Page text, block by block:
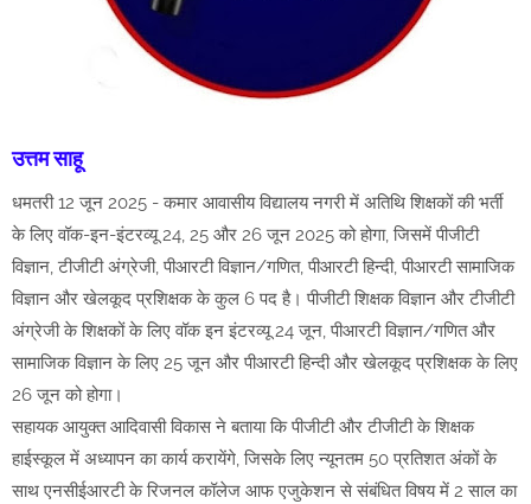
उत्तम साहू
धमतरी 12 जून 2025 - कमार आवासीय विद्यालय नगरी में अतिथि शिक्षकों की भर्ती
के लिए वॉक-इन-इंटरव्यू 24, 25 और 26 जून 2025 को होगा, जिसमें पीजीटी
विज्ञान, टीजीटी अंग्रेजी, पीआरटी विज्ञान/गणित, पीआरटी हिन्दी, पीआरटी सामाजिक
विज्ञान और खेलकूद प्रशिक्षक के कुल 6 पद है। पीजीटी शिक्षक विज्ञान और टीजीटी
अंग्रेजी के शिक्षकों के लिए वॉक इन इंटरव्यू 24 जून, पीआरटी विज्ञान/गणित और
सामाजिक विज्ञान के लिए 25 जून और पीआरटी हिन्दी और खेलकूद प्रशिक्षक के लिए
26 जून को होगा।
सहायक आयुक्त आदिवासी विकास ने बताया कि पीजीटी और टीजीटी के शिक्षक
हाईस्कूल में अध्यापन का कार्य करायेंगे, जिसके लिए न्यूनतम 50 प्रतिशत अंकों के
साथ एनसीईआरटी के रिजनल कॉलेज आफ एजुकेशन से संबंधित विषय में 2 साल का